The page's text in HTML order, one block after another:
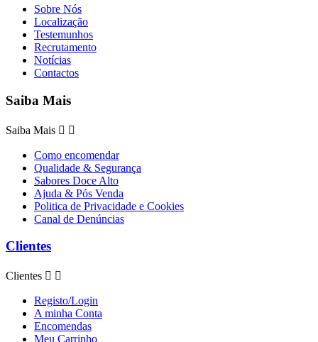
Sobre Nós
Localização
Testemunhos
Recrutamento
Notícias
Contactos
Saiba Mais
Saiba Mais  
Como encomendar
Qualidade & Segurança
Sabores Doce Alto
Ajuda & Pós Venda
Politica de Privacidade e Cookies
Canal de Denúncias
Clientes
Clientes  
Registo/Login
A minha Conta
Encomendas
Meu Carrinho